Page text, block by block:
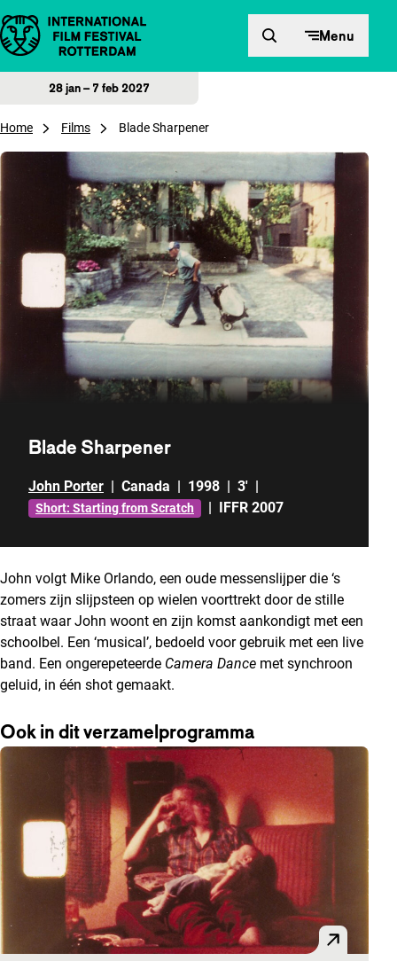
Direct naar inhoud Menu
28 jan – 7 feb 2027
Home Films Blade Sharpener
Blade Sharpener
John Porter Canada 1998 3'
Short: Starting from Scratch IFFR 2007
John volgt Mike Orlando, een oude messenslijper die ‘s
zomers zijn slijpsteen op wielen voorttrekt door de stille
straat waar John woont en zijn komst aankondigt met een
schoolbel. Een ‘musical’, bedoeld voor gebruik met een live
band. Een ongerepeteerde Camera Dance met synchroon
geluid, in één shot gemaakt.
Ook in dit verzamelprogramma